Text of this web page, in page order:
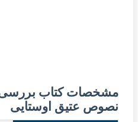
مشخصات کتاب بررسی
نصوص عتیق اوستایی